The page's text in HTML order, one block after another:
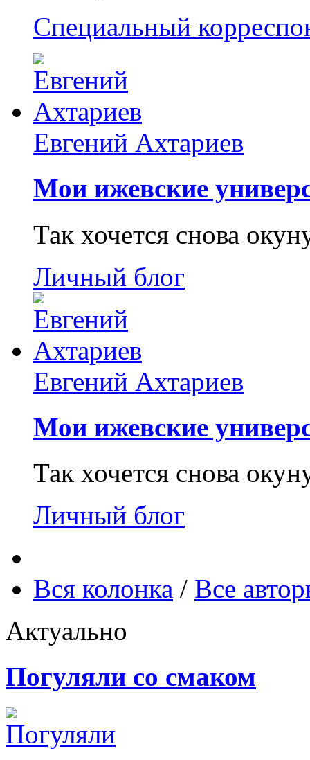
Специальный
Евгений Ахтариев
Мои ижевские
Так хочется снова
Личный блог
Евгений Ахтариев
Мои ижевские
Так хочется снова
Личный блог
Вся колонка / Все
Актуально
Погуляли со смаком